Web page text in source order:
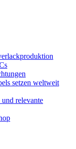
setzen weltweit
relevante